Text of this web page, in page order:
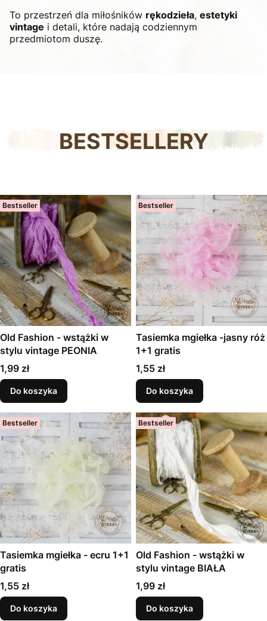
To przestrzeń dla miłośników rękodzieła, estetyki
vintage i detali, które nadają codziennym
przedmiotom duszę.
BESTSELLERY
Bestseller
Old Fashion - wstążki w
stylu vintage PEONIA
Cena
1,99 zł
Do koszyka
Bestseller
Tasiemka mgiełka -jasny róż
1+1 gratis
Cena
1,55 zł
Do koszyka
Bestseller
Tasiemka mgiełka - ecru 1+1
gratis
Cena
1,55 zł
Do koszyka
Bestseller
Old Fashion - wstążki w
stylu vintage BIAŁA
Cena
1,99 zł
Do koszyka